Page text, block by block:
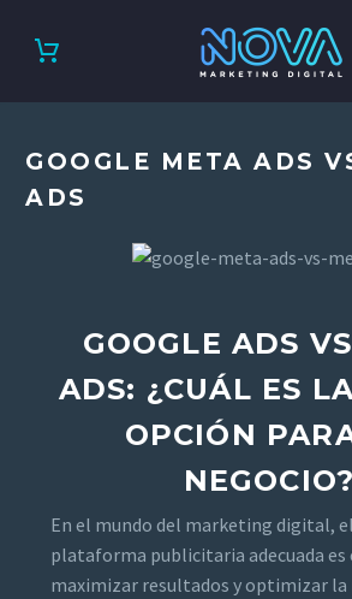
GOOGLE META ADS
ADS
GOOGLE ADS
ADS: ¿CUÁL ES
OPCIÓN
NEGOCIO?
En el mundo del marketing digital,
plataforma publicitaria adecuada es
maximizar resultados y optimizar la